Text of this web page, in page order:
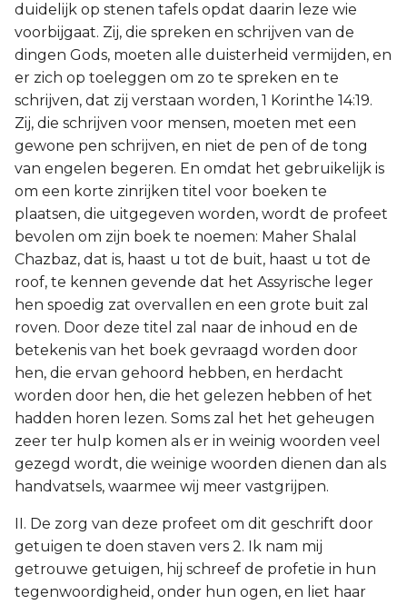
duidelijk op stenen tafels opdat daarin leze wie
voorbijgaat. Zij, die spreken en schrijven van de
dingen Gods, moeten alle duisterheid vermijden, en
er zich op toeleggen om zo te spreken en te
schrijven, dat zij verstaan worden, 1 Korinthe 14:19.
Zij, die schrijven voor mensen, moeten met een
gewone pen schrijven, en niet de pen of de tong
van engelen begeren. En omdat het gebruikelijk is
om een korte zinrijken titel voor boeken te
plaatsen, die uitgegeven worden, wordt de profeet
bevolen om zijn boek te noemen: Maher Shalal
Chazbaz, dat is, haast u tot de buit, haast u tot de
roof, te kennen gevende dat het Assyrische leger
hen spoedig zat overvallen en een grote buit zal
roven. Door deze titel zal naar de inhoud en de
betekenis van het boek gevraagd worden door
hen, die ervan gehoord hebben, en herdacht
worden door hen, die het gelezen hebben of het
hadden horen lezen. Soms zal het het geheugen
zeer ter hulp komen als er in weinig woorden veel
gezegd wordt, die weinige woorden dienen dan als
handvatsels, waarmee wij meer vastgrijpen.
II. De zorg van deze profeet om dit geschrift door
getuigen te doen staven vers 2. Ik nam mij
getrouwe getuigen, hij schreef de profetie in hun
tegenwoordigheid, onder hun ogen, en liet haar